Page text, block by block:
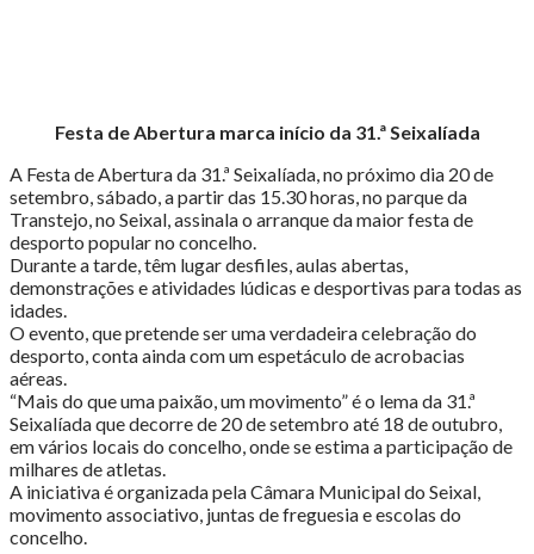
Festa de Abertura marca início da 31.ª Seixalíada
A Festa de Abertura da 31.ª Seixalíada, no próximo dia 20 de
setembro, sábado, a partir das 15.30 horas, no parque da
Transtejo, no Seixal, assinala o arranque da maior festa de
desporto popular no concelho.
Durante a tarde, têm lugar desfiles, aulas abertas,
demonstrações e atividades lúdicas e desportivas para todas as
idades.
O evento, que pretende ser uma verdadeira celebração do
desporto, conta ainda com um espetáculo de acrobacias
aéreas.
“Mais do que uma paixão, um movimento” é o lema da 31.ª
Seixalíada que decorre de 20 de setembro até 18 de outubro,
em vários locais do concelho, onde se estima a participação de
milhares de atletas.
A iniciativa é organizada pela Câmara Municipal do Seixal,
movimento associativo, juntas de freguesia e escolas do
concelho.